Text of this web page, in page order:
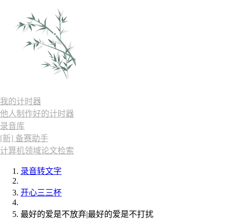
我的计时器
他人制作好的计时器
录音库
[新] 备赛助手
计算机领域论文检索
录音转文字
开心三三杯
最好的爱是不放弃|最好的爱是不打扰